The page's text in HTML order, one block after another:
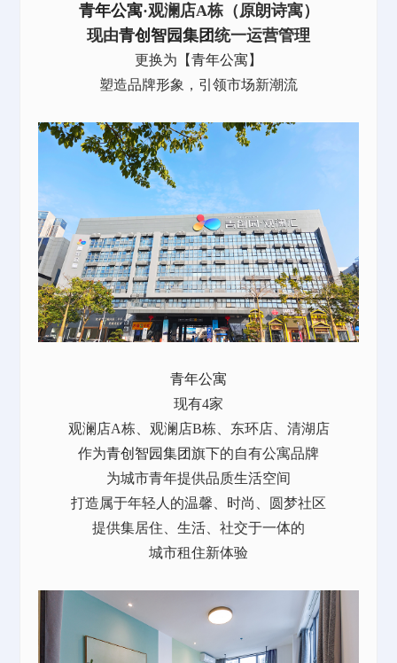
青年公寓·观澜店A栋（原朗诗寓）
现由青创智园集团统一运营管理
更换为【青年公寓 】
塑造品牌形象，引领市场新潮流
青年公寓
现有4家
观澜店A栋、观澜店B栋、东环店、清湖店
作为青创智园集团旗下的自有公寓品牌
为城市青年提供品质生活空间
打造属于年轻人的温馨、时尚、圆梦社区
提供集居住、生活、社交于一体的
城市租住新体验